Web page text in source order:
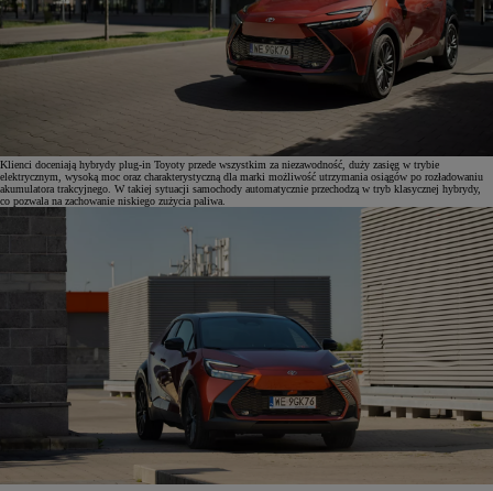
Klienci doceniają hybrydy plug-in Toyoty przede wszystkim za niezawodność, duży zasięg w trybie
elektrycznym, wysoką moc oraz charakterystyczną dla marki możliwość utrzymania osiągów po rozładowaniu
akumulatora trakcyjnego. W takiej sytuacji samochody automatycznie przechodzą w tryb klasycznej hybrydy,
co pozwala na zachowanie niskiego zużycia paliwa.